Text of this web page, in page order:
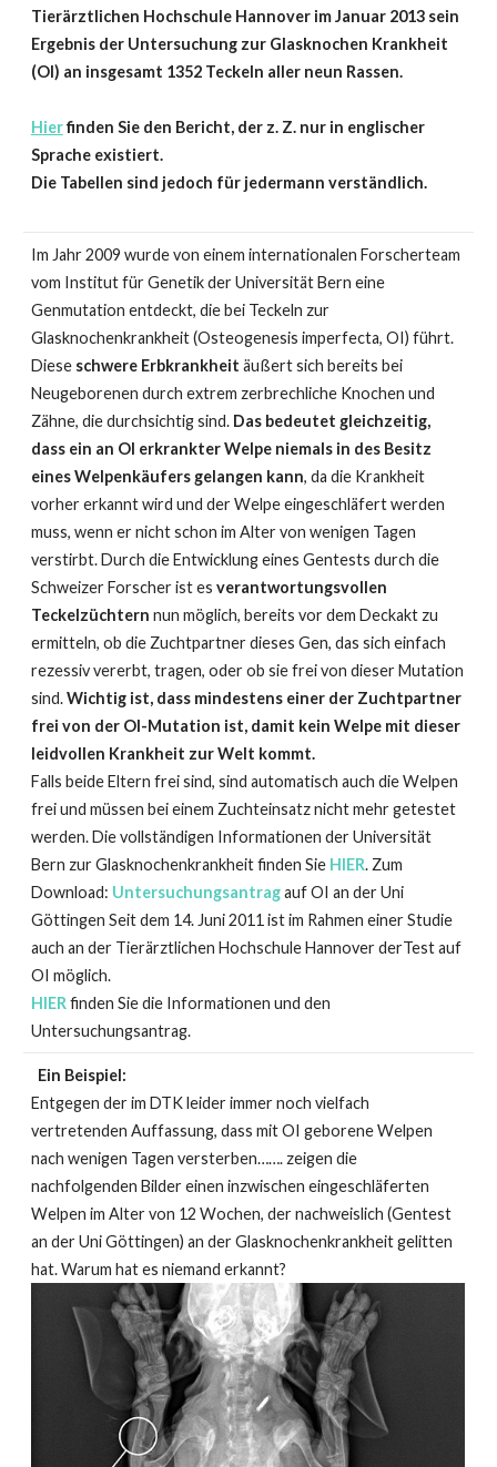
Tierärztlichen Hochschule Hannover im Januar 2013 sein
Ergebnis der Untersuchung zur Glasknochen Krankheit
(OI) an insgesamt 1352 Teckeln aller neun Rassen.
Hierfinden Sie den Bericht, der z. Z. nur in englischer
Sprache existiert.
Die Tabellen sind jedoch für jedermann verständlich.
Im Jahr 2009 wurde von einem internationalen Forscherteam
vom Institut für Genetik der Universität Bern eine
Genmutation entdeckt, die bei Teckeln zur
Glasknochenkrankheit (Osteogenesis imperfecta, OI) führt.
Diese schwere Erbkrankheit äußert sich bereits bei
Neugeborenen durch extrem zerbrechliche Knochen und
Zähne, die durchsichtig sind. Das bedeutet gleichzeitig,
dass ein an OI erkrankter Welpe niemals in des Besitz
eines Welpenkäufers gelangen kann, da die Krankheit
vorher erkannt wird und der Welpe eingeschläfert werden
muss, wenn er nicht schon im Alter von wenigen Tagen
verstirbt. Durch die Entwicklung eines Gentests durch die
Schweizer Forscher ist es verantwortungsvollen
Teckelzüchtern nun möglich, bereits vor dem Deckakt zu
ermitteln, ob die Zuchtpartner dieses Gen, das sich einfach
rezessiv vererbt, tragen, oder ob sie frei von dieser Mutation
sind.Wichtig ist, dass mindestens einer der Zuchtpartner
frei von der OI-Mutation ist, damit kein Welpe mit dieser
leidvollen Krankheit zur Welt kommt.
Falls beide Eltern frei sind, sind automatisch auch die Welpen
frei und müssen bei einem Zuchteinsatz nicht mehr getestet
werden. Die vollständigen Informationen der Universität
Bern zur Glasknochenkrankheit finden Sie HIER. Zum
Download: Untersuchungsantragauf OI an der Uni
Göttingen Seit dem 14. Juni 2011 ist im Rahmen einer Studie
auch an der Tierärztlichen Hochschule Hannover derTest auf
OI möglich.
HIER finden Sie die Informationen und den
Untersuchungsantrag.
Ein Beispiel:
Entgegen der im DTK leider immer noch vielfach
vertretenden Auffassung, dass mit OI geborene Welpen
nach wenigen Tagen versterben……. zeigen die
nachfolgenden Bilder einen inzwischen eingeschläferten
Welpen im Alter von 12 Wochen, der nachweislich (Gentest
an der Uni Göttingen) an der Glasknochenkrankheit gelitten
hat. Warum hat es niemand erkannt?